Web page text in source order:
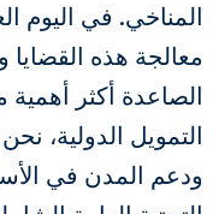
المناخي. في اليوم
معالجة هذه
الصاعدة أكثر
التمويل الدولية،
ودعم المدن في